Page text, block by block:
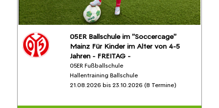
05ER Ballschule im "Soccercage"
Mainz Für Kinder im Alter von 4-5
Jahren - FREITAG -
05ER Fußballschule
Hallentraining Ballschule
21.08.2026 bis 23.10.2026 (8 Termine)